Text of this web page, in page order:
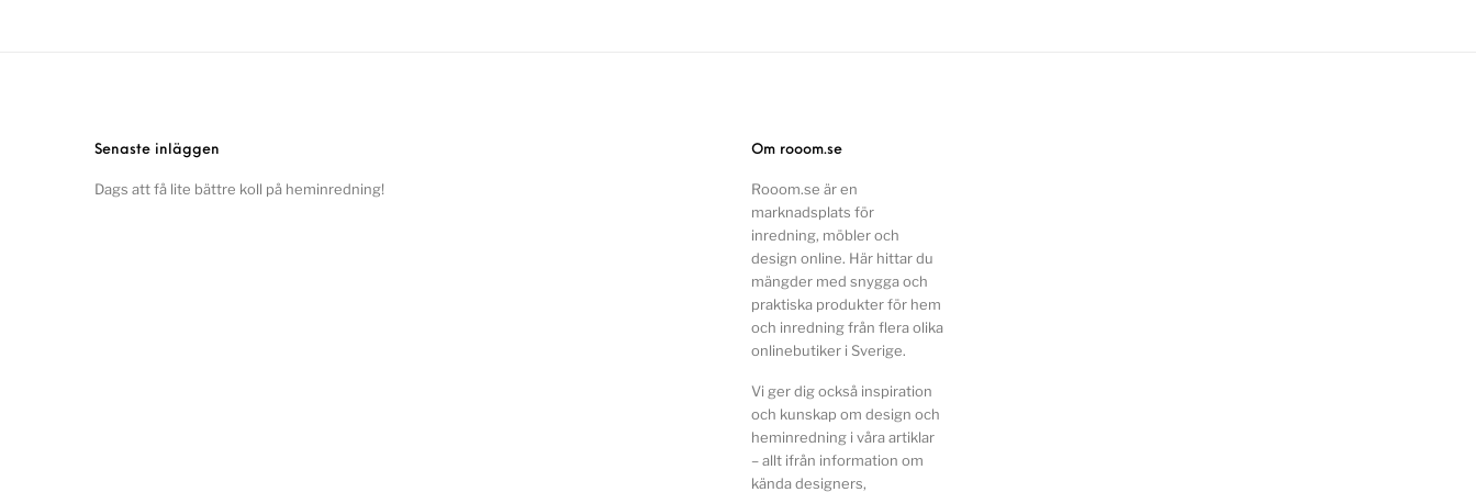
Senaste inläggen
Dags att få lite bättre koll på heminredning!
Om rooom.se
Rooom.se är en
marknadsplats för
inredning, möbler och
design online. Här hittar du
mängder med snygga och
praktiska produkter för hem
och inredning från flera olika
onlinebutiker i Sverige.
Vi ger dig också inspiration
och kunskap om design och
heminredning i våra artiklar
– allt ifrån information om
kända designers,